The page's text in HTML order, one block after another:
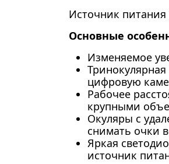
Источник питания
Основные
Изменяемое
цифровую
Рабочее
крупными
Окуляры с
снимать очки
Яркая
источник